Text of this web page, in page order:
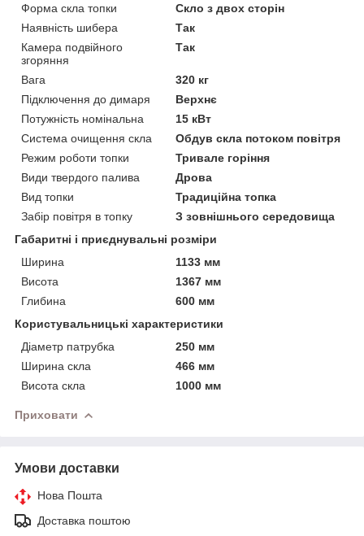
Форма скла топки
Скло з двох сторін
Наявність шибера
Так
Камера подвійного
згоряння
Так
Вага
320 кг
Підключення до димаря
Верхнє
Потужність номінальна
15 кВт
Система очищення скла
Обдув скла потоком повітря
Режим роботи топки
Тривале горіння
Види твердого палива
Дрова
Вид топки
Традиційна топка
Забір повітря в топку
З зовнішнього середовища
Габаритні і приєднувальні розміри
Ширина
1133 мм
Висота
1367 мм
Глибина
600 мм
Користувальницькі характеристики
Діаметр патрубка
250 мм
Ширина скла
466 мм
Висота скла
1000 мм
Приховати
Умови доставки
Нова Пошта
Доставка поштою